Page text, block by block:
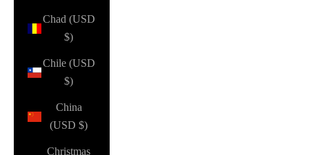
Chad (USD
$)
Chile (USD
$)
China
(USD $)
Christmas